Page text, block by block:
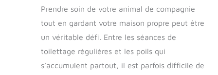
Prendre soin de votre animal de compagnie
tout en gardant votre maison propre peut être
un véritable défi. Entre les séances de
toilettage régulières et les poils qui
s’accumulent partout, il est parfois difficile de